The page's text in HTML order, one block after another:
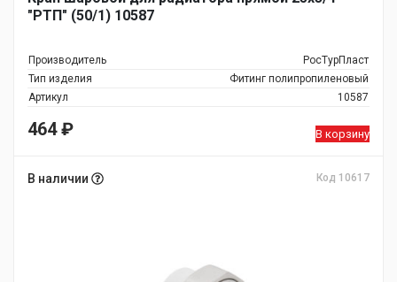
"РТП" (50/1) 10587
Производитель
РосТурПласт
Тип изделия
Фитинг полипропиленовый
Артикул
10587
464₽ В корзину
В наличии Код 10617